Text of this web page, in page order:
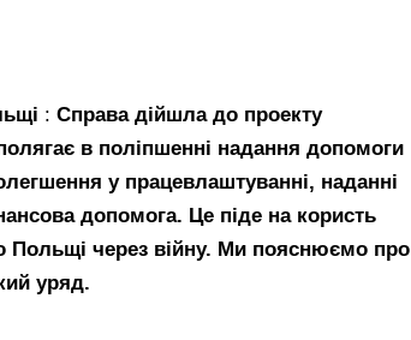
: Справа дійшла до проекту
в поліпшенні надання допомоги
у працевлаштуванні, наданні
допомога. Це піде на користь
Польщі через війну. Ми пояснюємо про
уряд.